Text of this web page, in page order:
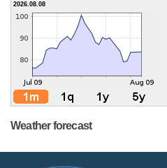
2026.08.08
Weather forecast